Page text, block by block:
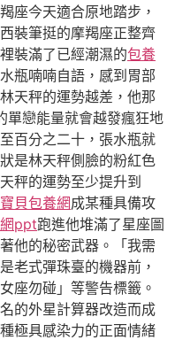
座今天適合原地踏步，
裝筆挺的摩羯座正整齊
裝滿了已經潮濕的包養
瓶喃喃自語，感到胃部
天秤的運勢越差，他那
單戀能量就會越發瘋狂地
百分之二十，張水瓶就
是林天秤側臉的粉紅色
秤的運勢至少提升到
貝包養網成某種具備攻
ppt跑進他堆滿了星座圖
他的秘密武器。「我需
老式彈珠臺的機器前，
座勿碰」等警告標籤。
的外星計算器改造而成
極具感染力的正面情緒